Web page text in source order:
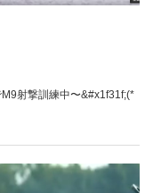
射撃訓練中〜&#x1f31f;(*